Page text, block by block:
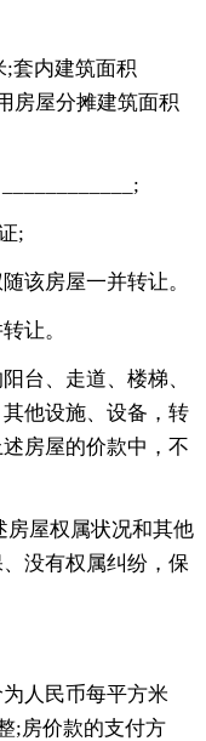
;套内建筑面积
房屋分摊建筑面积
;
该房屋一并转让。
让。
台、走道、楼梯、
他设施、设备，转
房屋的价款中，不
房屋权属状况和其他
没有权属纠纷，保
人民币每平方米
;房价款的支付方